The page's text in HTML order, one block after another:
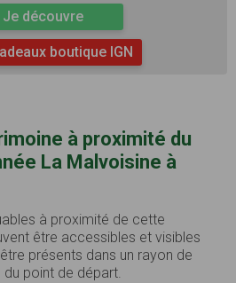
Je découvre
boutique IGN
à proximité du
La Malvoisine à
à proximité de cette
être accessibles et visibles
présents dans un rayon de
point de départ.